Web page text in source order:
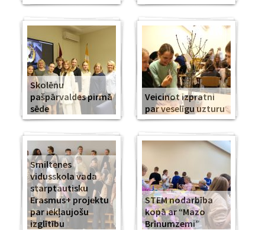
Skolēnu
pašpārvaldes pirmā
sēde
Veicinot izpratni
par veselīgu uzturu
Smiltenes
vidusskola vada
starptautisku
Erasmus+ projektu
par iekļaujošu
izglītību
STEM nodarbība
kopā ar “Mazo
Brīnumzemi”